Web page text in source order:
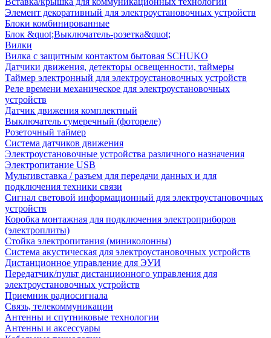
Элемент декоративный для электроустановочных устройств
Блоки комбинированные
Блок &quot;Выключатель-розетка&quot;
Вилки
Вилка с защитным контактом бытовая SCHUKO
Датчики движения, детекторы освещенности, таймеры
Таймер электронный для электроустановочных устройств
Реле времени механическое для электроустановочных
устройств
Датчик движения комплектный
Выключатель сумеречный (фотореле)
Розеточный таймер
Система датчиков движения
Электроустановочные устройства различного назначения
Электропитание USB
Мультивставка / разъем для передачи данных и для
подключения техники связи
Сигнал световой информационный для электроустановочных
устройств
Коробка монтажная для подключения электроприборов
(электроплиты)
Стойка электропитания (миниколонны)
Система акустическая для электроустановочных устройств
Дистанционное управление для ЭУИ
Передатчик/пульт дистанционного управления для
электроустановочных устройств
Приемник радиосигнала
Связь, телекоммуникации
Антенны и спутниковые технологии
Антенны и аксессуары